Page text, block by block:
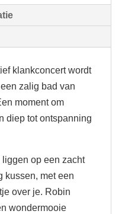
klankconcert wordt
zalig bad van
moment om
diep tot ontspanning
op een zacht
kussen, met een
over je. Robin
wondermooie